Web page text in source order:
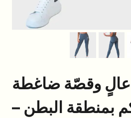
عالٍ وقصّة ضاغطة
بمنطقة البطن –